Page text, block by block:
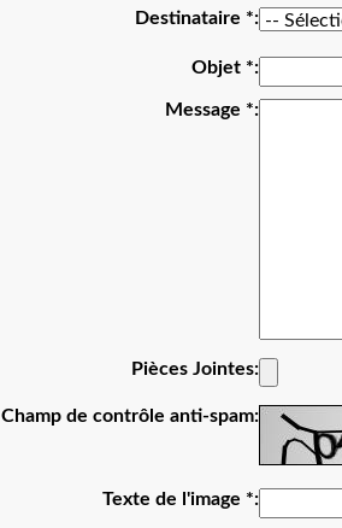
Destinataire *
Objet *
Message *
Pièces Jointes
Champ de contrôle anti-spam
Texte de l'image *